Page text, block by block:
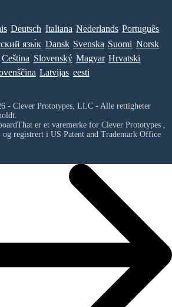
Deutsch Italiana Nederlands Português
язы́к Dansk Svenska Suomi Norsk
Ceština Slovenský Magyar Hrvatski
Latvijas eesti
- Clever Prototypes, LLC - Alle rettigheter
er et varemerke for Clever Prototypes ,
registrert i US Patent and Trademark Office